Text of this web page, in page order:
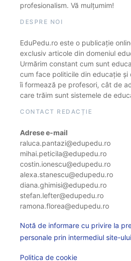
profesionalism. Vă mulțumim!
DESPRE NOI
EduPedu.ro este o publicație
exclusiv articole din domeniul
Urmărim constant cum sunt
cum face politicile din educație și
îi formează pe profesori, cât de
care trăim sunt sistemele de
CONTACT REDACȚIE
Adrese e-mail
raluca.pantazi@edupedu.ro
mihai.peticila@edupedu.ro
costin.ionescu@edupedu.ro
alexa.stanescu@edupedu.ro
diana.ghimisi@edupedu.ro
stefan.lefter@edupedu.ro
ramona.florea@edupedu.ro
Notă de informare cu privire la
personale prin intermediul site-ului
Politica de cookie